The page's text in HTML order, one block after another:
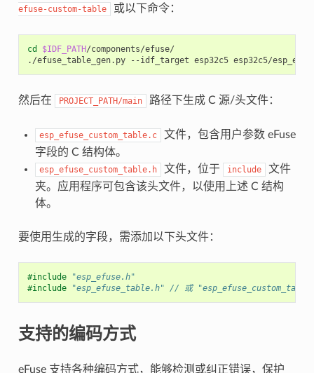
efuse-custom-table
或以下命令：
cd $IDF_PATH/components/efuse/
./efuse_table_gen.py
--idf_target esp32c5 esp32c5/
然后在 PROJECT_PATH/main 路径下生成 C 源/头文件：
esp_efuse_custom_table.c
文件，包含用户参数 eFuse
字段的 C 结构体。
esp_efuse_custom_table.h 文件，位于 include
文件
夹。应用程序可包含该头文件，以使用上述 C 结构
体。
要使用生成的字段，需添加以下头文件：
#include
"esp_efuse.h"
#include
"esp_efuse_table.h" // 或
支持的编码方式
eFuse 支持各种编码方式，能够检测或纠正错误，保护